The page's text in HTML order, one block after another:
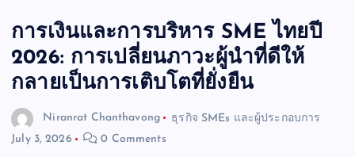
การเงินและการบริหาร SME ไทยปี
2026: การเปลี่ยนภาวะผู้นำที่ดีให้
กลายเป็นการเติบโตที่ยั่งยืน
Niranrat Chanthavong
ธุรกิจ SMEs และผู้ประกอบการ
July 3, 2026
0 Comments